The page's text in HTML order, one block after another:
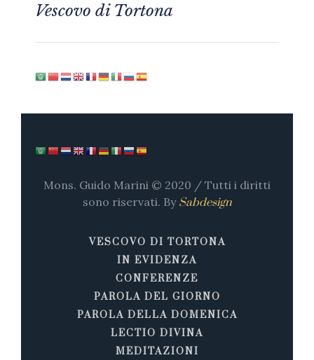
Vescovo di Tortona
Mons. Guido Marini © 2020 / Tutti i diritti
sono riservati. By Sabdesign
VESCOVO DI TORTONA
IN EVIDENZA
CONFERENZE
PAROLA DEL GIORNO
PAROLA DELLA DOMENICA
LECTIO DIVINA
MEDITAZIONI